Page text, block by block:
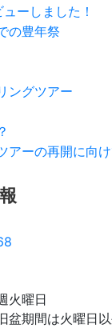
ーしました！
の豊年祭
ングツアー
アーの再開に向
火曜日
盆期間は火曜日